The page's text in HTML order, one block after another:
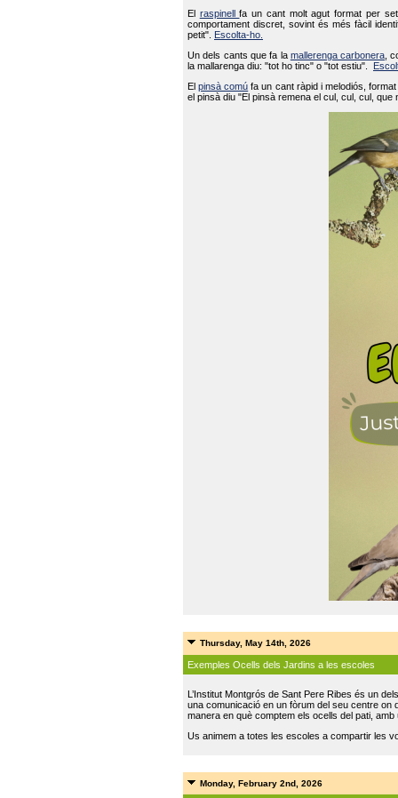
El raspinellfa un cant molt agut format per
comportament discret, sovint és més fàcil
petit".
Escolta-ho.
Un dels cants que fa la mallerenga carbonera ,
la mallarenga diu: "tot ho tinc" o "tot estiu".
Elpinsà comú fa un cant ràpid i melodiós,
el pinsà diu "El pinsà remena el cul, cul, cul,
Thursday, May 14th, 2026
Exemples Ocells dels Jardins a les escoles
L’Institut Montgrós de Sant Pere Ribes és un
una comunicació en un fòrum del seu centre on
manera en què comptem els ocells del pati,
Us animem a totes les escoles a compartir les
Monday, February 2nd, 2026